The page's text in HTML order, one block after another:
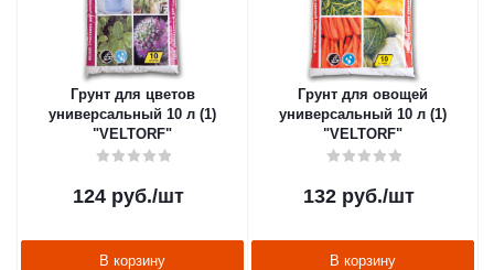
Грунт для цветов
универсальный 10 л (1)
"VELTORF"
124 руб./шт
В корзину
Грунт для овощей
универсальный 10 л (1)
"VELTORF"
132 руб./шт
В корзину